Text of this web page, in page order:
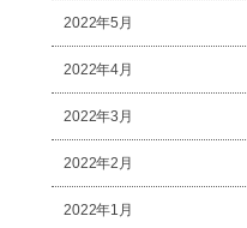
2022年5月
2022年4月
2022年3月
2022年2月
2022年1月